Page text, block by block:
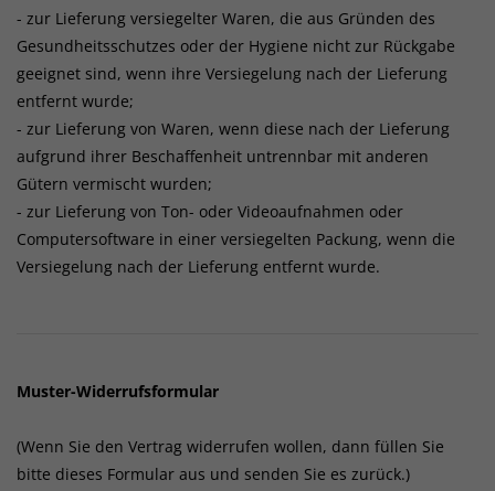
- zur Lieferung versiegelter Waren, die aus Gründen des
Gesundheitsschutzes oder der Hygiene nicht zur Rückgabe
geeignet sind, wenn ihre Versiegelung nach der Lieferung
entfernt wurde;
- zur Lieferung von Waren, wenn diese nach der Lieferung
aufgrund ihrer Beschaffenheit untrennbar mit anderen
Gütern vermischt wurden;
- zur Lieferung von Ton- oder Videoaufnahmen oder
Computersoftware in einer versiegelten Packung, wenn die
Versiegelung nach der Lieferung entfernt wurde.
Muster-Widerrufsformular
(Wenn Sie den Vertrag widerrufen wollen, dann füllen Sie
bitte dieses Formular aus und senden Sie es zurück.)